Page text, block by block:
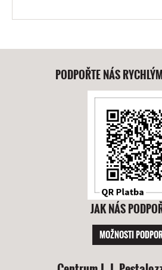
PODPOŘTE NÁS
JAK NÁS
MOŽNOSTI